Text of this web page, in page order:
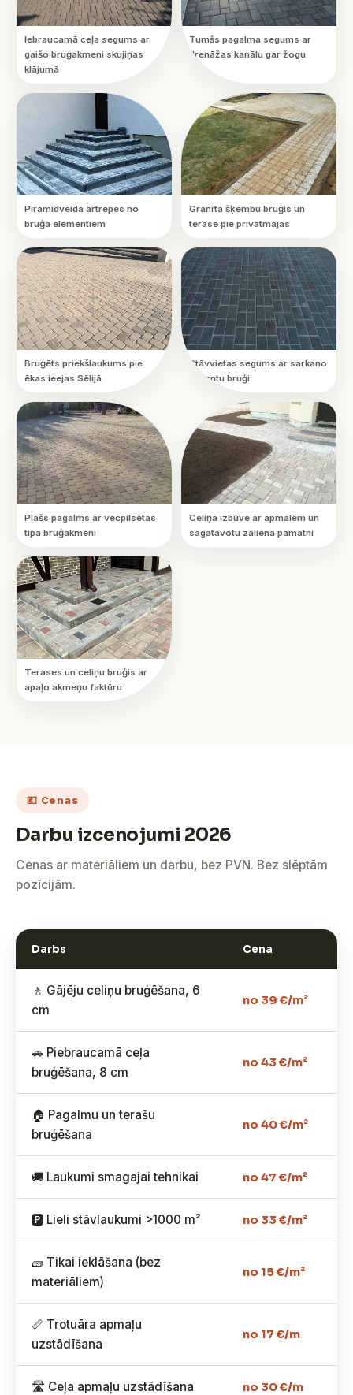
Iebraucamā ceļa segums ar
gaišo bruģakmeni skujiņas
klājumā
Tumšs pagalma segums ar
drenāžas kanālu gar žogu
Piramīdveida ārtrepes no
bruģa elementiem
Granīta šķembu bruģis un
terase pie privātmājas
Bruģēts priekšlaukums pie
ēkas ieejas Sēlijā
Stāvvietas segums ar sarkano
akcentu bruģi
Plašs pagalms ar vecpilsētas
tipa bruģakmeni
Celiņa izbūve ar apmalēm un
sagatavotu zāliena pamatni
Terases un celiņu bruģis ar
apaļo akmeņu faktūru
💶 Cenas
Darbu izcenojumi 2026
Cenas ar materiāliem un darbu, bez PVN. Bez slēptām
pozīcijām.
Darbs Cena
🚶 Gājēju celiņu bruģēšana, 6
cm
no 39 €/m²
🚗 Piebraucamā ceļa
bruģēšana, 8 cm
no 43 €/m²
🏠 Pagalmu un terašu
bruģēšana
no 40 €/m²
🚚 Laukumi smagajai tehnikai no 47 €/m²
🅿️ Lieli stāvlaukumi >1000 m² no 33 €/m²
🧱 Tikai ieklāšana (bez
materiāliem)
no 15 €/m²
📏 Trotuāra apmaļu
uzstādīšana
no 17 €/m
🛣️ Ceļa apmaļu uzstādīšana no 30 €/m